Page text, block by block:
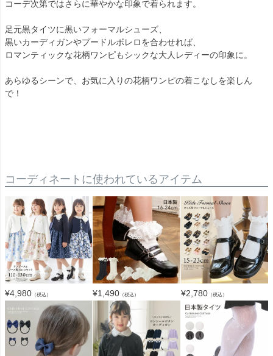
コーデ次第ではさらに華やかな印象で着られます。
足元黒タイツに黒いフォーマルシューズ、
黒いカーディガンやプードルボレロを合わせれば、
ロマンティックな花柄ワンピもシックな大人レディーの印象に。
あらゆるシーンで、お気に入りの花柄ワンピの着こなしを楽しん
で！
コーディネートに使われているアイテム
¥4,980 （税込） ¥1,490 （税込） ¥2,780（税込）